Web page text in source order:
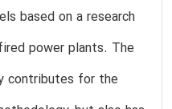
based on a research
power plants. The
contributes for the